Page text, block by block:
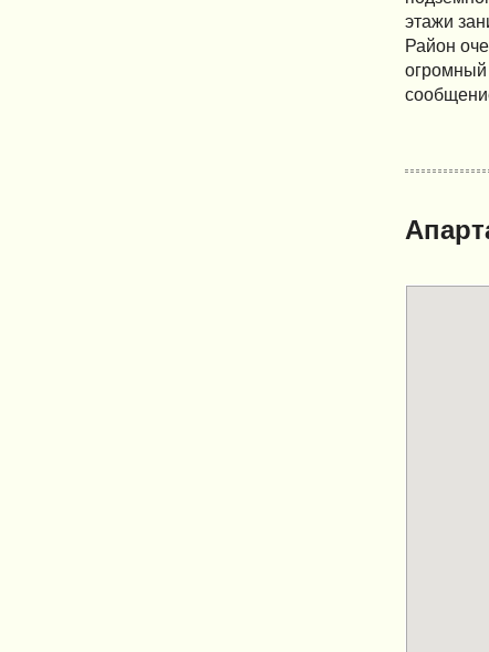
этажи
Район
огромный